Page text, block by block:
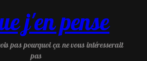
j'en pense
pas pourquoi ça ne vous intéresserait
pas